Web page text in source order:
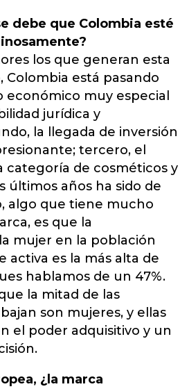
debe que Colombia esté
los que generan esta
Colombia está pasando
muy especial
jurídica y
la llegada de inversión
tercero, el
categoría de cosméticos y
últimos años ha sido de
algo que tiene mucho
es que la
mujer en la población
activa es la más alta de
hablamos de un 47%.
la mitad de las
son mujeres, y ellas
el poder adquisitivo y un
¿la marca